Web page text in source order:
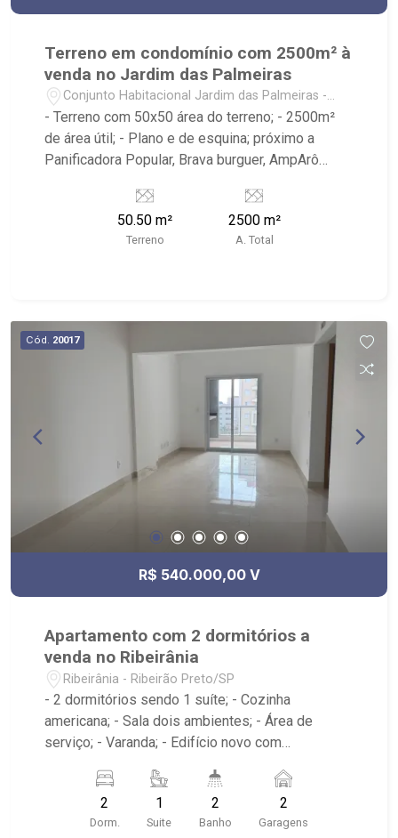
Terreno em condomínio com 2500m² à
venda no Jardim das Palmeiras
Conjunto Habitacional Jardim das Palmeiras -
Ribeirão Preto/SP
- Terreno com 50x50 área do terreno; - 2500m²
de área útil; - Plano e de esquina; próximo a
Panificadora Popular, Brava burguer, AmpArô
Ribeirão Imóveis, referência em venda, compra e
locação. - Sinta-se em casa na Ribeirão Imóveis,
afinal Somos e Vivemos Ribeirão: - funcionários
para Venda, Compra e Locação, imobiliária é
Ribeirão Imóveis - sede na Av. Professor João
50.50 m²
Terreno
2500 m²
A. Total
Cód. 20017
R$ 540.000,00 V
Apartamento com 2 dormitórios a
venda no Ribeirânia
Ribeirânia - Ribeirão Preto/SP
- 2 dormitórios sendo 1 suíte; - Cozinha
americana; - Sala dois ambientes; - Área de
serviço; - Varanda; - Edifício novo com
churrasqueira; - Localizado próximo ao Próximo a
Unaerp, Bar do Mineiro, Giacomo`s Pizza,Health
Pharma Farmácia de Manipulação, Hotel Indi
2
Dorm.
1
Suite
2
Banho
2
Garagens